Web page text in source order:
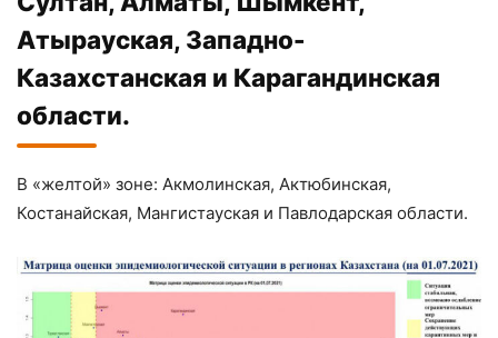
Атырауская, Западно-
Казахстанская и Карагандинская
области.
В «желтой» зоне: Акмолинская, Актюбинская,
Костанайская, Мангистауская и Павлодарская области.